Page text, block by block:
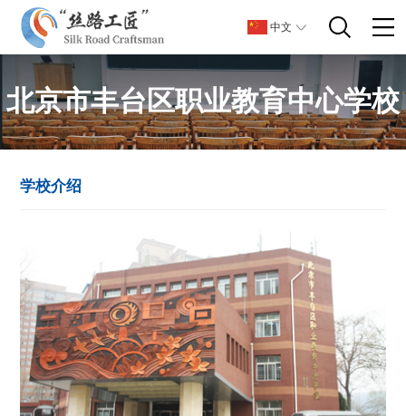
中文
北京市丰台区职业教育中心学校
学校介绍